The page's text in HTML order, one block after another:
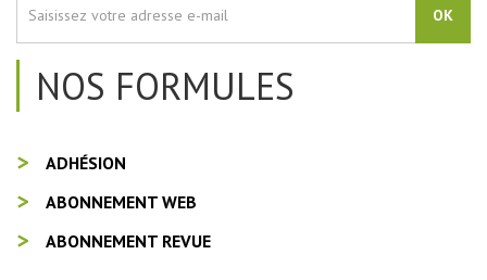
OK
NOS FORMULES
ADHÉSION
ABONNEMENT WEB
ABONNEMENT REVUE